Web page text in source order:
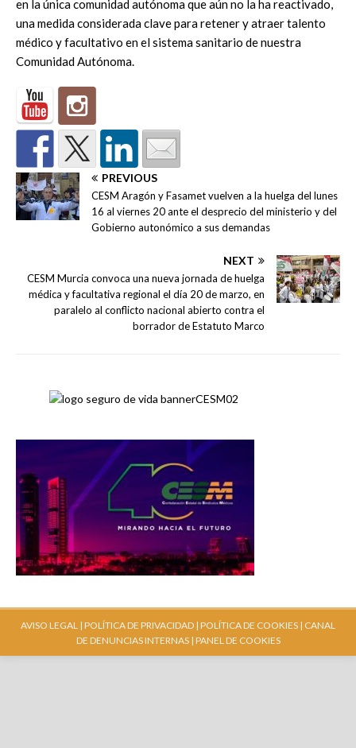
en la única comunidad autónoma que aún no la ha reactivado,
una medida considerada clave para retener y atraer talento
médico y facultativo en el sistema sanitario de nuestra
Comunidad Autónoma.
PREVIOUS
CESM Aragón y Fasamet vuelven a la huelga del lunes
16 al viernes 20 ante el desprecio del ministerio y del
Gobierno autonómico a sus demandas
NEXT
CESM Murcia convoca una nueva jornada de huelga
médica y facultativa regional el día 20 de marzo, en
paralelo al conflicto nacional abierto contra el
borrador de Estatuto Marco
AVISO LEGAL | POLÍTICA DE PRIVACIDAD | POLÍTICA DE COOKIES | CANAL
DE DENUNCIAS INTERNAS| PANEL DE COOKIES